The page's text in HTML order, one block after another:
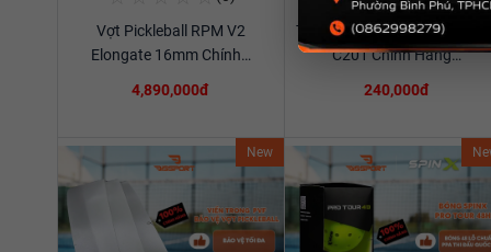
Vợt Pickleball RPM V2
Elongate 16mm Chính…
4,890,000đ
Túi Thể Thao Cầu Lông Ywyat
C201 Chính Hãng…
240,000đ
New